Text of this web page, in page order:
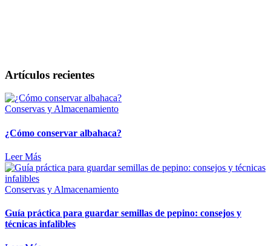
Artículos recientes
Conservas y Almacenamiento
¿Cómo conservar albahaca?
Leer Más
Conservas y Almacenamiento
Guía práctica para guardar semillas de pepino: consejos y
técnicas infalibles